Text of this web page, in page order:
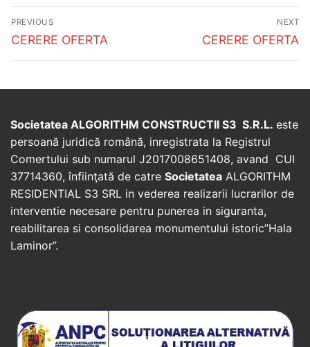
Post
navigation
PREVIOUS
Previous
CERERE OFERTA
NEXT
Next
CERERE OFERTA
Societatea ALGORITHM CONSTRUCTII S3 S.R.L. este
persoană juridică română, inregistrata la Registrul
Comertului sub numarul J2017008651408, avand CUI
37714360, înfiinţată de catre Societatea ALGORITHM
RESIDENTIAL S3 SRL in vederea realizarii lucrarilor de
interventie necesare pentru punerea in siguranta,
reabilitarea si consolidarea monumentului istoric”Hala
Laminor”.